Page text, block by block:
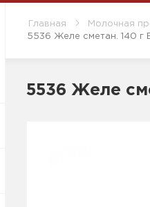
Главная Молочная
5536 Желе сметан. 140 г
5536 Желе